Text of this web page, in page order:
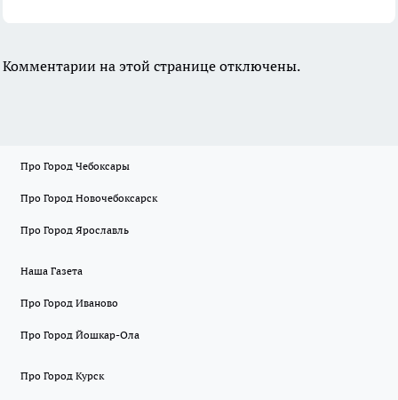
Комментарии на этой странице отключены.
Про Город Чебоксары
Про Город Новочебоксарск
Про Город Ярославль
Наша Газета
Про Город Иваново
Про Город Йошкар-Ола
Про Город Курск